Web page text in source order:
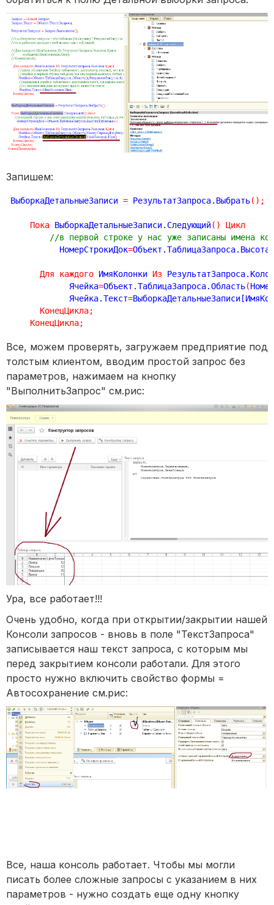
Запишем:
ВыборкаДетальныеЗаписи = РезультатЗапроса.Выбрать( ) ;
Пока ВыборкаДетальныеЗаписи.Следующий( )
Цикл
//в первой строке у нас уже записаны имена
НомерСтрокиДок=
Для каждого ИмяКолонки Из
Ячейка=Объект.ТаблицаЗапроса.Область(
Ячейка.Текст=
КонецЦикла;
КонецЦикла;
Все, можем проверять, загружаем предприятие под
толстым клиентом, вводим простой запрос без
параметров, нажимаем на кнопку
"ВыполнитьЗапрос" см.рис:
Ура, все работает!!!
Очень удобно, когда при открытии/закрытии нашей
Консоли запросов - вновь в поле "ТекстЗапроса"
записывается наш текст запроса, с которым мы
перед закрытием консоли работали. Для этого
просто нужно включить свойство формы =
Автосохранение см.рис:
Все, наша консоль работает. Чтобы мы могли
писать более сложные запросы с указанием в них
параметров - нужно создать еще одну кнопку